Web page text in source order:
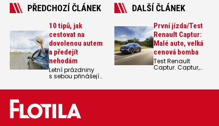
PŘEDCHOZÍ ČLÁNEK
10 tipů, jak
cestovat na
dovolenou autem
a předejít
nehodám
Letní prázdniny
s sebou přinášejí
nehod. Centrum
10 základních tipů,
jak cestovat na
dovolenou autem
DALŠÍ ČLÁNEK
První jízda/Test
Renault Captur:
Malé auto, velká
cenová bomba
Test Renault
Captur. Captur,